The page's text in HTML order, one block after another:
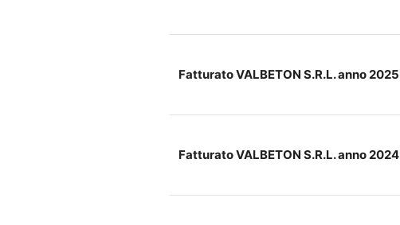
Fatturato VALBETON S.R.L. anno 2025
Fatturato VALBETON S.R.L. anno 2024